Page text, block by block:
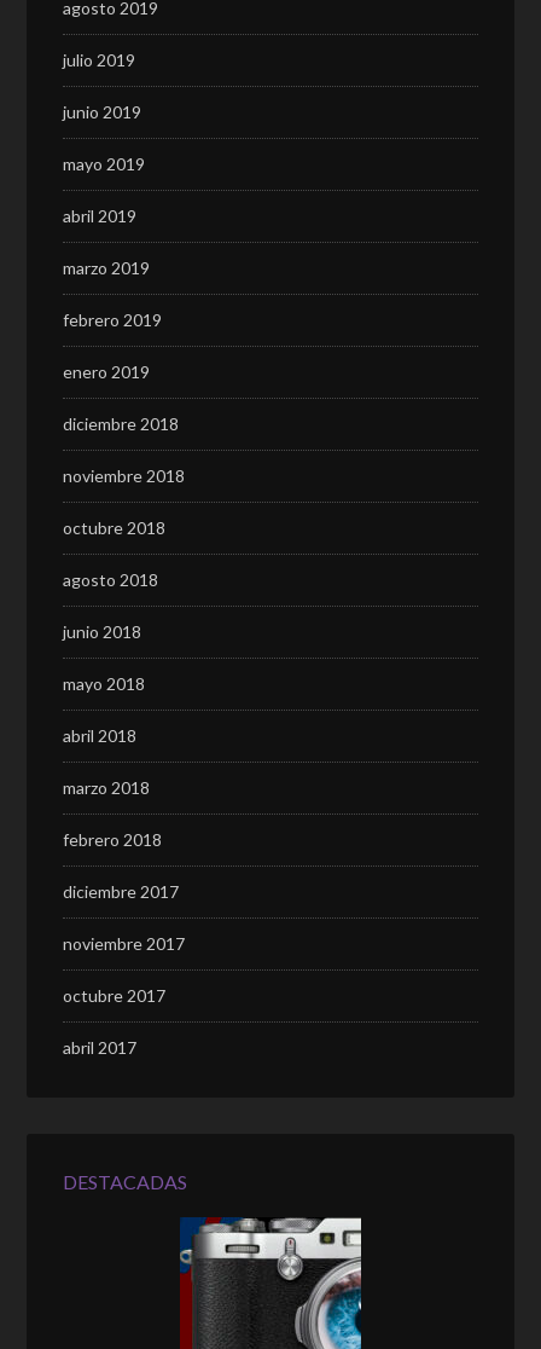
agosto 2019
julio 2019
junio 2019
mayo 2019
abril 2019
marzo 2019
febrero 2019
enero 2019
diciembre 2018
noviembre 2018
octubre 2018
agosto 2018
junio 2018
mayo 2018
abril 2018
marzo 2018
febrero 2018
diciembre 2017
noviembre 2017
octubre 2017
abril 2017
DESTACADAS